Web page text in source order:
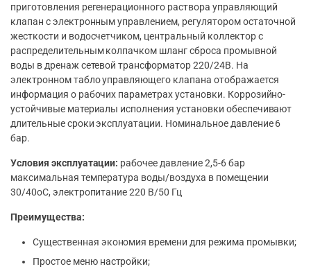
приготовления регенерационного раствора управляющий
клапан с электронным управлением, регулятором остаточной
жесткости и водосчетчиком, центральный коллектор с
распределительным колпачком шланг сброса промывной
воды в дренаж сетевой трансформатор 220/24В. На
электронном табло управляющего клапана отображается
информация о рабочих параметрах установки. Коррозийно-
устойчивые материалы исполнения установки обеспечивают
длительные сроки эксплуатации. Номинальное давление 6
бар.
Условия эксплуатации: рабочее давление 2,5-6 бар
максимальная температура воды/воздуха в помещении
30/40оС, электропитание 220 В/50 Гц
Преимущества:
Существенная экономия времени для режима промывки;
Простое меню настройки;